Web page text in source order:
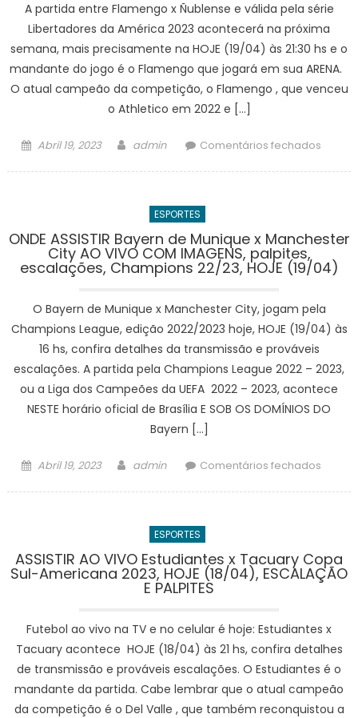
MG
Copa
Sul-
2023,
A partida entre Flamengo x Ñublense e válida pela série
Libertadores da América 2023 acontecerá na próxima
semana, mais precisamente na HOJE (19/04) às 21:30 hs e o
mandante do jogo é o Flamengo que jogará em sua ARENA.
O atual campeão da competição, o Flamengo , que venceu
o Athletico em 2022 e […]
Posted
Abril 19, 2023 Author
admin Comentários fechadosem
ao
2023,
(19/
PRÉ-
JOGO
ESPORTES
ONDE ASSISTIR Bayern de Munique x Manchester
City AO VIVO COM IMAGENS, palpites,
escalações, Champions 22/23, HOJE (19/04)
O Bayern de Munique x Manchester City, jogam pela
Champions League, edição 2022/2023 hoje, HOJE (19/04) às
16 hs, confira detalhes da transmissão e prováveis
escalações. A partida pela Champions League 2022 – 2023,
ou a Liga dos Campeões da UEFA 2022 – 2023, acontece
NESTE horário oficial de Brasília E SOB OS DOMÍNIOS DO
Bayern […]
Posted
Abril 19, 2023 Author
admin Comentários fechadosem
x
AO
VIVO
COM
ESPORTES
ASSISTIR AO VIVO Estudiantes x Tacuary Copa
Sul-Americana 2023, HOJE (18/04), ESCALAÇÃO
E PALPITES
Futebol ao vivo na TV e no celular é hoje: Estudiantes x
Tacuary acontece HOJE (18/04) às 21 hs, confira detalhes
de transmissão e prováveis escalações. O Estudiantes é o
mandante da partida. Cabe lembrar que o atual campeão
da competição é o Del Valle , que também reconquistou a